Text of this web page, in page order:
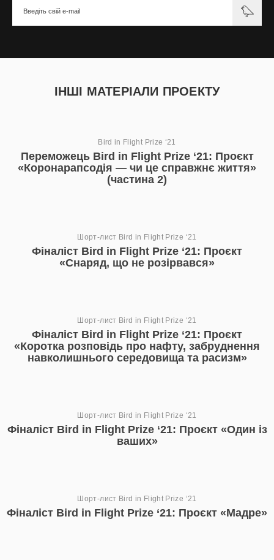
ІНШІ МАТЕРІАЛИ ПРОЕКТУ
Bird in Flight Prize ‘21
Переможець Bird in Flight Prize ‘21: Проєкт
«Коронарапсодія — чи це справжнє життя»
(частина 2)
Шорт-лист Bird in Flight Prize ‘21
Фіналіст Bird in Flight Prize ‘21: Проєкт
«Снаряд, що не розірвався»
Шорт-лист Bird in Flight Prize ‘21
Фіналіст Bird in Flight Prize ‘21: Проєкт
«Коротка розповідь про нафту, забруднення
навколишнього середовища та расизм»
Шорт-лист Bird in Flight Prize ‘21
Фіналіст Bird in Flight Prize ‘21: Проєкт «Один із
ваших»
Шорт-лист Bird in Flight Prize ‘21
Фіналіст Bird in Flight Prize ‘21: Проєкт «Мадре»